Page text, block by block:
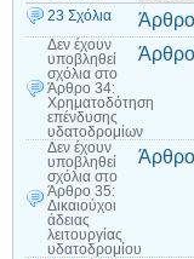
23 Σχόλια
Άρθρο
Δεν έχουν
υποβληθεί
σχόλια στο
Άρθρο 34:
Xρηματοδότηση
επένδυσης
υδατοδρομίων
Δεν έχουν
υποβληθεί
σχόλια στο
Άρθρο 35:
Δικαιούχοι
άδειας
λειτουργίας
υδατοδρομίου
Άρθρο